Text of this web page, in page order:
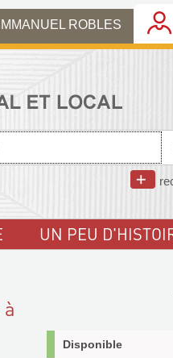
ROBLES
UN PEU
Disponible